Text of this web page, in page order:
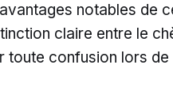
notables de
claire entre le
toute confusion lors de